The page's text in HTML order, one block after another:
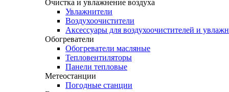
Очистка и увлажнение воздуха
Увлажнители
Воздухоочистители
Аксессуары для воздухоочистителей и
Обогреватели
Обогреватели масляные
Тепловентиляторы
Панели тепловые
Метеостанции
Погодные станции